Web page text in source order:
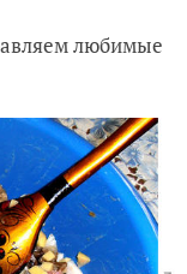
любимые